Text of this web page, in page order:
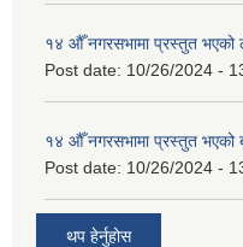
१४ औँ नगरसभामा प्रस्तुत भएको
Post date: 10/26/2024 -
१४ औँ नगरसभामा प्रस्तुत भएको
Post date: 10/26/2024 -
थप हेर्नुहोस